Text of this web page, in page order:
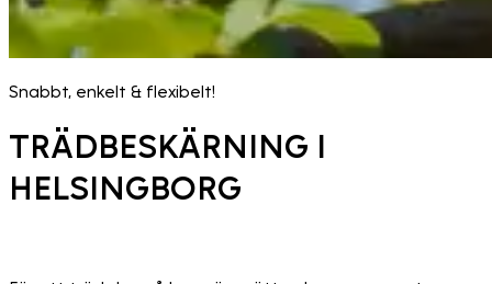
Snabbt, enkelt & flexibelt!
TRÄDBESKÄRNING I
HELSINGBORG